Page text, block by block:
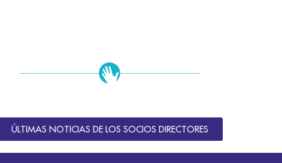
ÚLTIMAS NOTICIAS DE LOS SOCIOS DIRECTORES